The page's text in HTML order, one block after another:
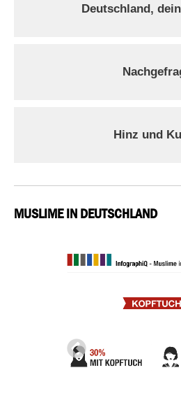
Deutschland,
Hinz und
MUSLIME IN DEUTSCHLAND